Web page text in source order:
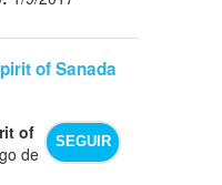
of Sanada
SEGUIR
of
de